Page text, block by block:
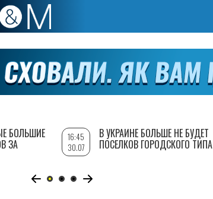
БОЛЬШИЕ
ЗА
16:45
30.07
В УКРАИНЕ БОЛЬШЕ НЕ БУДЕТ
ПОСЕЛКОВ ГОРОДСКОГО ТИПА